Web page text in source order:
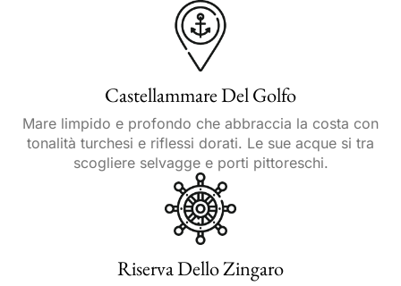
Castellammare Del Golfo
Mare limpido e profondo che abbraccia la costa con
tonalità turchesi e riflessi dorati. Le sue acque si tra
scogliere selvagge e porti pittoreschi.
Riserva Dello Zingaro